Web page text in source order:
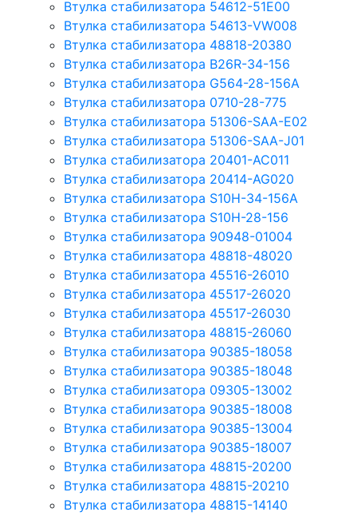
Втулка стабилизатора 54612-51E00
Втулка стабилизатора 54613-VW008
Втулка стабилизатора 48818-20380
Втулка стабилизатора B26R-34-156
Втулка стабилизатора G564-28-156A
Втулка стабилизатора 0710-28-775
Втулка стабилизатора 51306-SAA-E02
Втулка стабилизатора 51306-SAA-J01
Втулка стабилизатора 20401-AC011
Втулка стабилизатора 20414-AG020
Втулка стабилизатора S10H-34-156A
Втулка стабилизатора S10H-28-156
Втулка стабилизатора 90948-01004
Втулка стабилизатора 48818-48020
Втулка стабилизатора 45516-26010
Втулка стабилизатора 45517-26020
Втулка стабилизатора 45517-26030
Втулка стабилизатора 48815-26060
Втулка стабилизатора 90385-18058
Втулка стабилизатора 90385-18048
Втулка стабилизатора 09305-13002
Втулка стабилизатора 90385-18008
Втулка стабилизатора 90385-13004
Втулка стабилизатора 90385-18007
Втулка стабилизатора 48815-20200
Втулка стабилизатора 48815-20210
Втулка стабилизатора 48815-14140